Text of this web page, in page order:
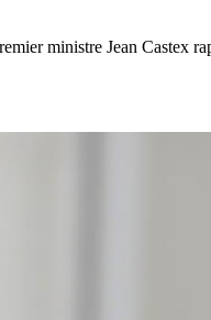
ministre Jean Castex